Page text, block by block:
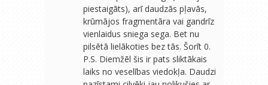
piestaigāts), arī daudzās pļavās,
krūmājos fragmentāra vai gandrīz
vienlaidus sniega sega. Bet nu
pilsētā lielākoties bez tās. Šorīt 0.
P.S. Diemžēl šis ir pats sliktākais
laiks no veselības viedokļa. Daudzi